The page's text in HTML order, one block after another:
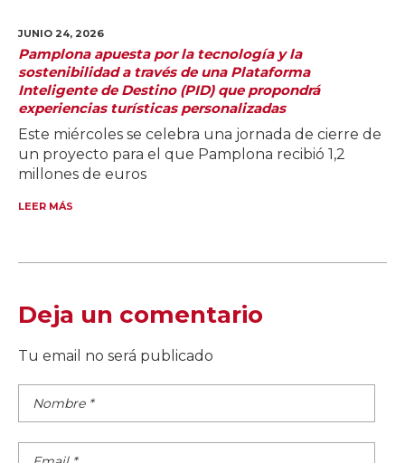
JUNIO 24, 2026
Pamplona apuesta por la tecnología y la
sostenibilidad a través de una Plataforma
Inteligente de Destino (PID) que propondrá
experiencias turísticas personalizadas
Este miércoles se celebra una jornada de cierre de
un proyecto para el que Pamplona recibió 1,2
millones de euros
LEER MÁS
Deja un comentario
Tu email no será publicado